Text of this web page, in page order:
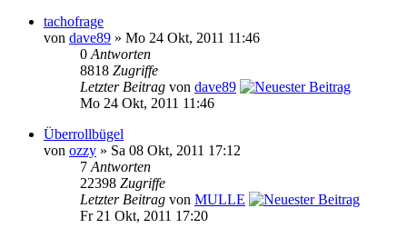
tachofrage
von dave89 » Mo 24 Okt, 2011 11:46
0 Antworten
8818 Zugriffe
Letzter Beitrag von dave89
Mo 24 Okt, 2011 11:46
Überrollbügel
von ozzy » Sa 08 Okt, 2011 17:12
7 Antworten
22398 Zugriffe
Letzter Beitrag von MULLE
Fr 21 Okt, 2011 17:20